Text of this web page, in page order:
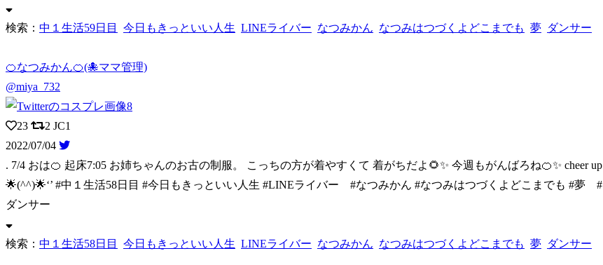
検索： 中１生活59日目 今日もきっといい人生 LINEライバー なつみかん なつみはつづくよどこまでも 夢 ダンサー
🍊なつみかん🍊(🐙ママ管理)
@miya_732
23 2 JC1
2022/07/04
. 7/4 おは🍊 起床7:05 お姉ちゃんのお古の制服。 こっちの方が着やす くて 着がちだよ🌻✨ 今週もがんばろね🍊✨ cheer up
🌟(^^)🌟‘’ #中１生活58日目 #今日もきっといい人生 #LINEライバー #なつみかん #なつみはつづくよどこまでも #夢 #
ダンサー
検索： 中１生活58日目 今日もきっといい人生 LINEライバー なつみかん なつみはつづくよどこまでも 夢 ダンサー